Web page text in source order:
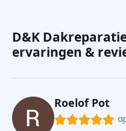
D&K
ervaringen &
Roelof Pot